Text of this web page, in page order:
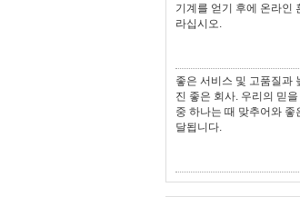
기계를 얻기 후에 온라인
라십시오.
좋은 서비스 및 고품질과
진 좋은 회사. 우리의 믿
중 하나는 때 맞추어와 좋
달됩니다.